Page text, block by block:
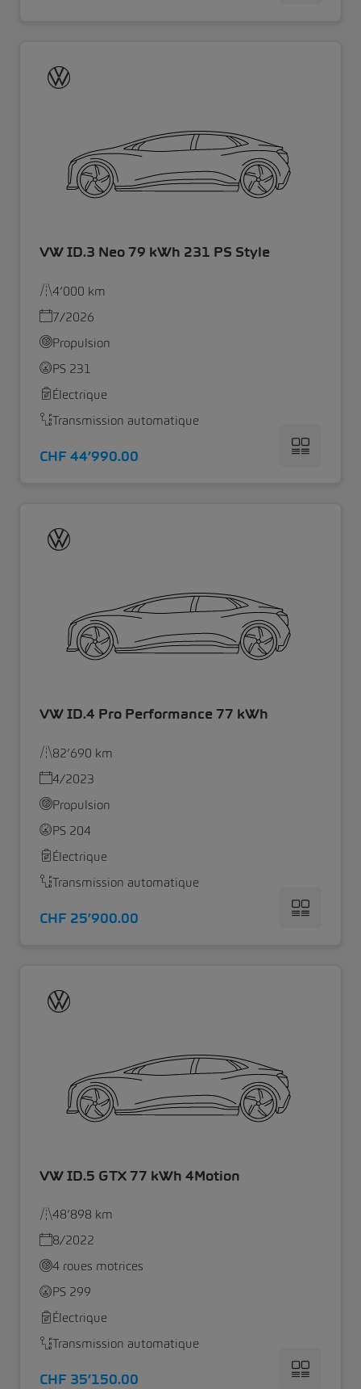
VW ID.3 Neo 79 kWh 231 PS Style
4’000 km
7/2026
Propulsion
PS 231
Électrique
Transmission automatique
CHF 44’990.00
VW ID.4 Pro Performance 77 kWh
82’690 km
4/2023
Propulsion
PS 204
Électrique
Transmission automatique
CHF 25’900.00
VW ID.5 GTX 77 kWh 4Motion
48’898 km
8/2022
4 roues motrices
PS 299
Électrique
Transmission automatique
CHF 35’150.00